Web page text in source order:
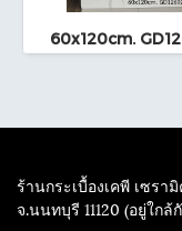
60x120cm.
ร้านกระเบื้องเคพี เซรา
จ.นนทบุรี 11120 (อยู่ใก